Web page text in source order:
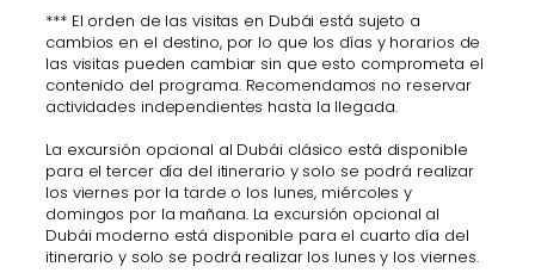
*** El orden de las visitas en Dubái está sujeto a
cambios en el destino, por lo que los días y horarios de
las visitas pueden cambiar sin que esto comprometa el
contenido del programa. Recomendamos no reservar
actividades independientes hasta la llegada.
La excursión opcional al Dubái clásico está disponible
para el tercer día del itinerario y solo se podrá realizar
los viernes por la tarde o los lunes, miércoles y
domingos por la mañana. La excursión opcional al
Dubái moderno está disponible para el cuarto día del
itinerario y solo se podrá realizar los lunes y los viernes.